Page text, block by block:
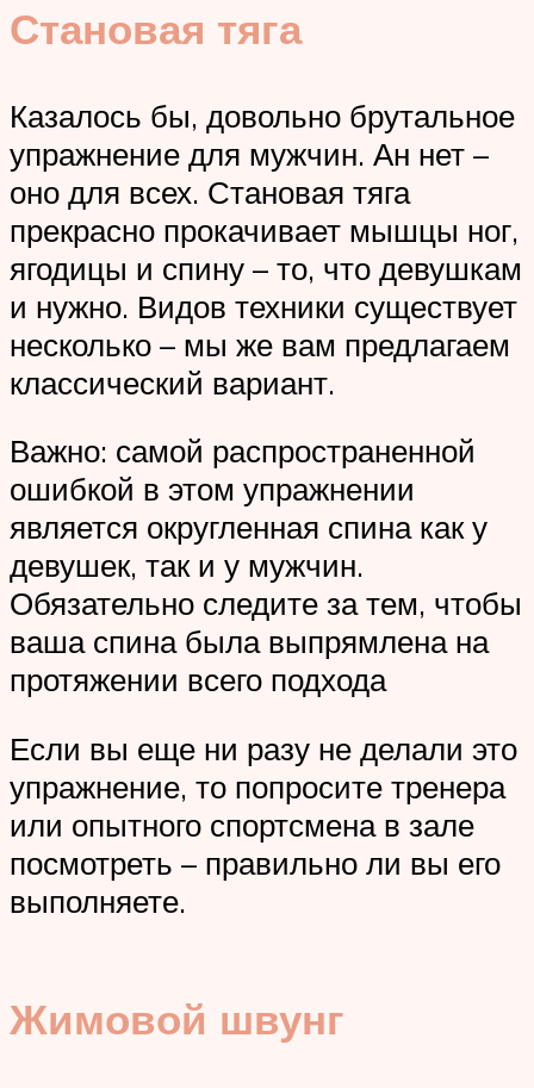
Становая тяга
Казалось бы, довольно брутальное
упражнение для мужчин. Ан нет –
оно для всех. Становая тяга
прекрасно прокачивает мышцы ног,
ягодицы и спину – то, что девушкам
и нужно. Видов техники существует
несколько – мы же вам предлагаем
классический вариант.
Важно: самой распространенной
ошибкой в этом упражнении
является округленная спина как у
девушек, так и у мужчин.
Обязательно следите за тем, чтобы
ваша спина была выпрямлена на
протяжении всего подхода
Если вы еще ни разу не делали это
упражнение, то попросите тренера
или опытного спортсмена в зале
посмотреть – правильно ли вы его
выполняете.
Жимовой швунг